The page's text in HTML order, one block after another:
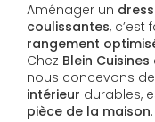
Aménager un
coulissantes, c’est
rangement
Chez Blein Cuisines
nous concevons
intérieur durables,
pièce de la maison.